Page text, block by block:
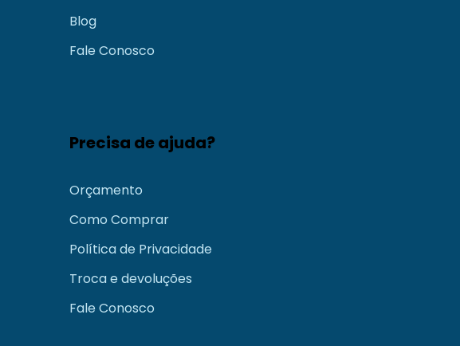
Blog
Fale Conosco
Precisa de ajuda?
Orçamento
Como Comprar
Política de Privacidade
Troca e devoluções
Fale Conosco